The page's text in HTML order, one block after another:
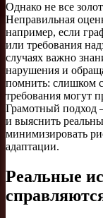
Однако не все
Неправильная
например, если
или требования
случаях важно
нарушения и
помнить: слишком
требования могут
Грамотный подход
и выяснить
минимизировать
адаптации.
Реальные